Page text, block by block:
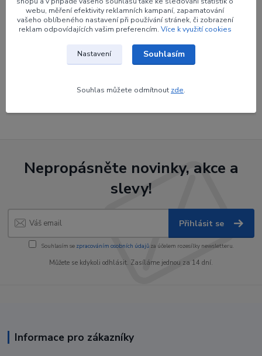
Zboží zařazeno v kategoriích
Trubky karbonové
Nepropásněte novinky, akce a
slevy!
Přihlásit se
Souhlasím se zpracováním osobních údajůza účelem rozesílky newsletteru.
Můžete se kdykoli odhlásit. Zasíláme jednou za 14 dní.
Informace pro zákazníky
webu, měření efektivity reklamních kampaní, zapamatování
vašeho oblíbeného nastavení při používání stránek, či zobrazení
reklam odpovídajících vašim preferencím. Více k využití cookies
Nastavení Souhlasím
Souhlas můžete odmítnout zde.